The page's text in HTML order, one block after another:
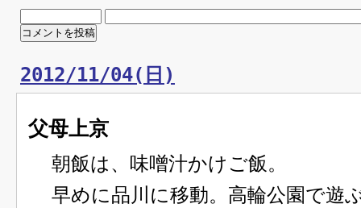
2012/11/04(日)
父母上京
朝飯は、味噌汁かけご飯。
早めに品川に移動。高輪公園で遊